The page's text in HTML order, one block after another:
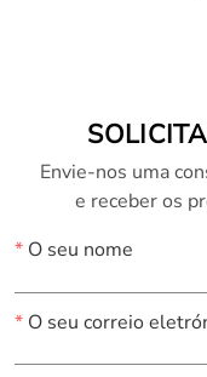
Envie-nos uma
e receber os
*O seu nome
*O seu correio